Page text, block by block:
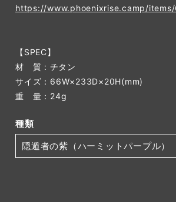
https://www.phoenixrise.camp/
【SPEC】
材 質 : チタン
サイズ：66W×233D×20H(mm)
重 量：24g
種類